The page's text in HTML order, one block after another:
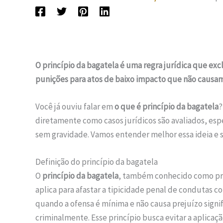
O princípio da bagatela é uma regra jurídica que
punições para atos de baixo impacto que não
Você já ouviu falar emo que é princípio da bagatela
diretamente como casos jurídicos são avaliados,
sem gravidade. Vamos entender melhor essa ideia e
Definição do princípio da bagatela
O princípio da bagatela, também conhecido como
aplica para afastar a tipicidade penal de condutas
quando a ofensa é mínima e não causa prejuízo
criminalmente. Esse princípio busca evitar a